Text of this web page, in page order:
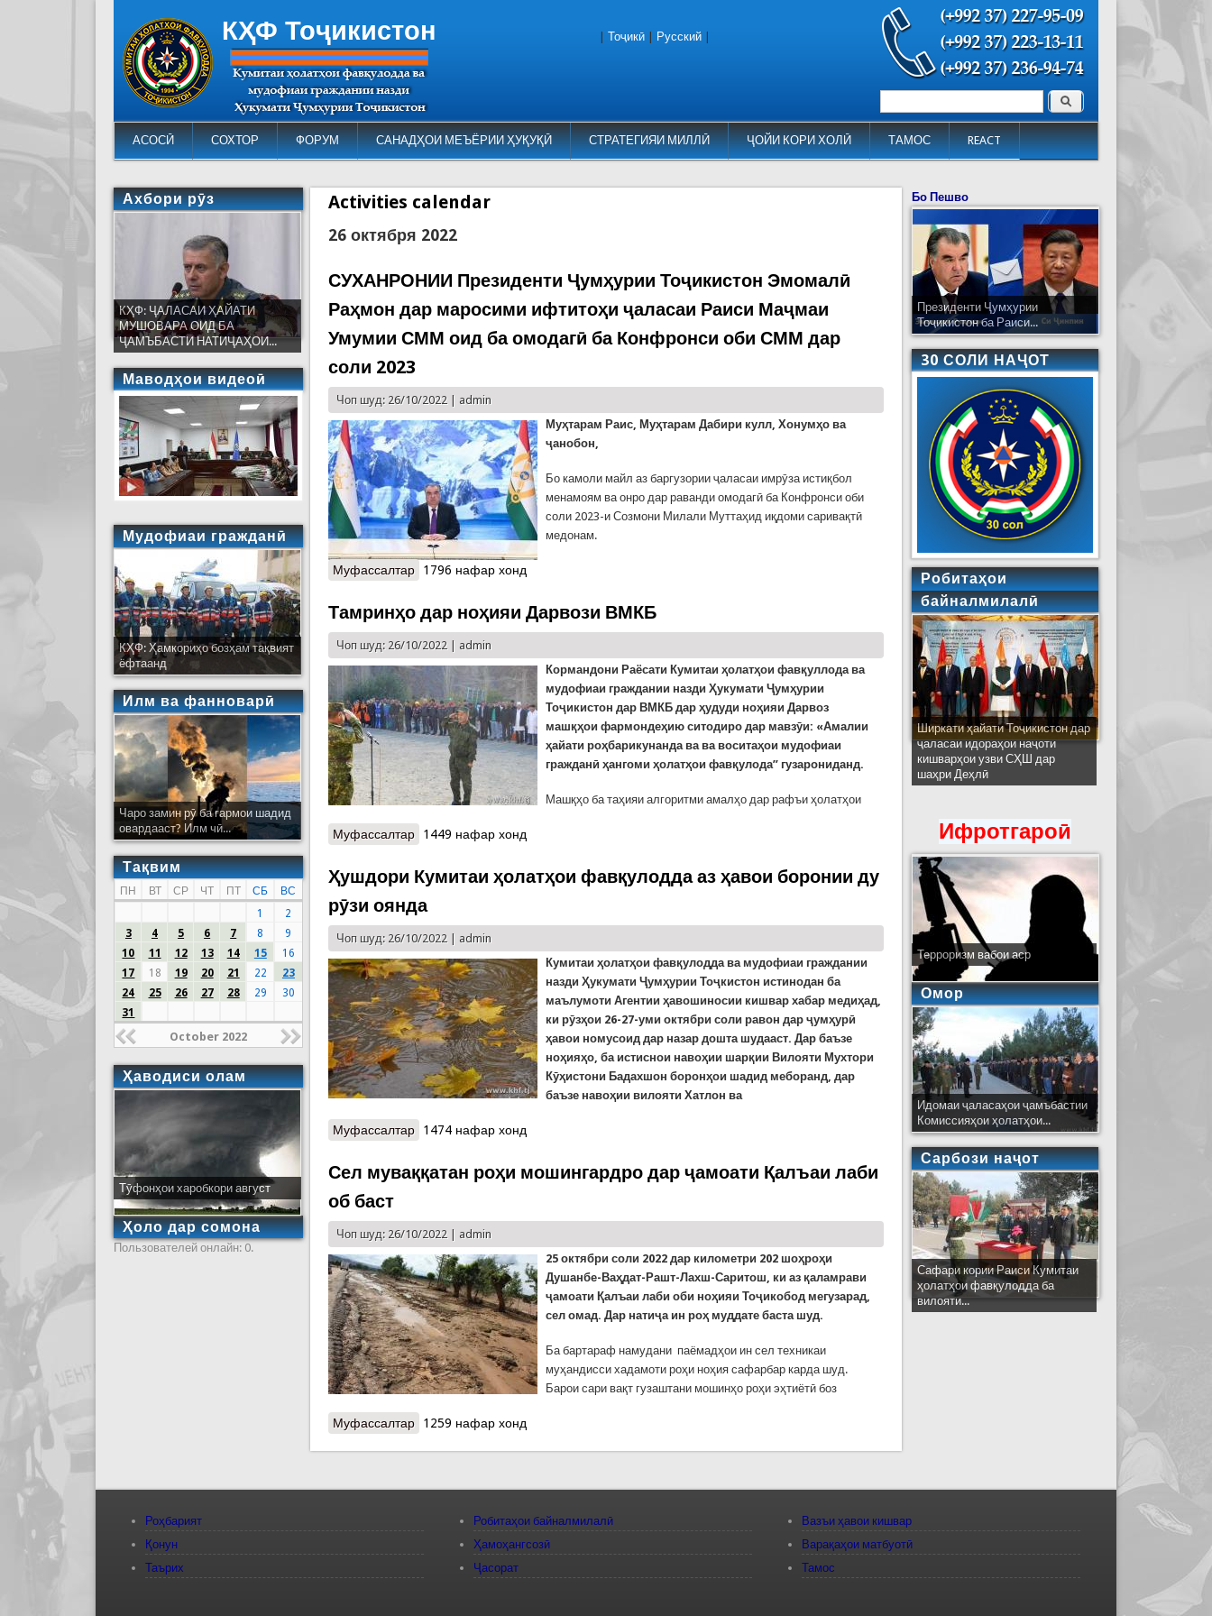
КҲФ Тоҷикистон
АСОСӢ СОХТОР ФОРУМ САНАДҲОИ МЕЪЁРИИ ҲУҚУҚӢ СТРАТЕГИЯИ МИЛЛӢ ҶОЙИ КОРИ ХОЛӢ ТАМОС REACT
Форма поиска Поиск
Тоҷикӣ Русский
Activities calendar
26 октября 2022
СУХАНРОНИИ Президенти Ҷумҳурии Тоҷикистон Эмомалӣ
Раҳмон дар маросими ифтитоҳи ҷаласаи Раиси Маҷмаи
Умумии СММ оид ба омодагӣ ба Конфронси оби СММ дар
соли 2023
Чоп шуд: 26/10/2022 | admin
Муҳтарам Раис, Муҳтарам Дабири кулл, Хонумҳо ва
ҷанобон,
Бо камоли майл аз баргузории ҷаласаи имрӯза истиқбол
менамоям ва онро дар раванди омодагӣ ба Конфронси оби
соли 2023-и Созмони Милали Муттаҳид иқдоми саривақтӣ
медонам.
Муфассалтар о СУХАНРОНИИ Президенти Ҷумҳурии Тоҷикистон Эмомалӣ Раҳмон дар маросими ифтитоҳи ҷаласаи Раиси
1796 нафар хонд
Тамринҳо дар ноҳияи Дарвози ВМКБ
Чоп шуд: 26/10/2022 | admin
Кормандони Раёсати Кумитаи ҳолатҳои фавқуллода ва
мудофиаи граждании назди Ҳукумати Ҷумҳурии
Тоҷикистондар ВМКБ дар ҳудуди ноҳияи Дарвоз
машқҳои фармондеҳиюситодиро дар мавзӯи: «Амалии
ҳайати роҳбарикунанда ва ва воситаҳои мудофиаи
гражданӣ ҳангоми ҳолатҳои фавқулода” гузарониданд.
Машқҳо ба таҳияи алгоритми амалҳо дар рафъи ҳолатҳои
Муфассалтар о Тамринҳо дар ноҳияи Дарвози ВМКБ
1449 нафар хонд
Ҳушдори Кумитаи ҳолатҳои фавқулодда аз ҳавои боронии ду
рӯзи оянда
Чоп шуд: 26/10/2022 | admin
Кумитаи ҳолатҳои фавқулодда ва мудофиаи граждании
назди Ҳукумати Ҷумҳурии Тоҷкистон истинодан ба
маълумоти Агентии ҳавошиносии кишвар хабар медиҳад,
ки рӯзҳои 26-27-уми октябри соли равон дар ҷумҳурӣ
ҳавои номусоид дар назар дошта шудааст. Дар баъзе
ноҳияҳо, ба истиснои навоҳии шарқии Вилояти Мухтори
Кӯҳистони Бадахшон боронҳои шадид меборанд, дар
баъзе навоҳии вилояти Хатлон ва
Муфассалтар о Ҳушдори Кумитаи ҳолатҳои фавқулодда аз ҳавои боронии ду рӯзи оянда
1474 нафар хонд
Сел муваққатан роҳи мошингардро дар ҷамоати Қалъаи лаби
об баст
Чоп шуд: 26/10/2022 | admin
25 октябри соли 2022дар километри 202 шоҳроҳи
Душанбе-Ваҳдат-Рашт-Лахш-Саритош, ки аз қаламрави
ҷамоати Қалъаи лаби оби ноҳияи Тоҷикобод мегузарад,
сел омад. Дар натиҷа ин роҳ муддате баста шуд.
Ба бартараф намудани паёмадҳои ин сел техникаи
муҳандисси хадамоти роҳи ноҳия сафарбар карда шуд.
Барои сари вақт гузаштани мошинҳо роҳи эҳтиётӣ боз
Муфассалтар о Сел муваққатан роҳи мошингардро дар ҷамоати Қалъаи лаби об баст
1259 нафар хонд
Ахбори рӯз
КҲФ: ҶАЛАСАИ ҲАЙАТИ
МУШОВАРА ОИД БА
ҶАМЪБАСТИ НАТИҶАҲОИ...
Маводҳои видеоӣ
Мудофиаи гражданӣ
КҲФ: Ҳамкориҳо бозҳам тақвият
ёфтаанд
Илм ва фанноварӣ
Чаро замин рӯ ба гармои шадид
овардааст? Илм чӣ...
Тақвим
ПН ВТ СР ЧТ ПТ СБ
ВС
1
2
3
4 5 6 7 8
9
10
11 12 13 14 15
16
17
18 19 20 21 22
23
24
25 26 27 28 29
30
31
October 2022
Ҳаводиси олам
Тӯфонҳои харобкори август
Ҳоло дар сомона
Пользователей онлайн: 0.
Бо Пешво
Президенти Ҷумҳурии
Тоҷикистон ба Раиси...
30 СОЛИ НАҶОТ
Робитаҳои
байналмилалӣ
Ширкати ҳайати Тоҷикистон дар
ҷаласаи идораҳои наҷоти
кишварҳои узви СҲШ дар
шаҳри Деҳлӣ
Ифротгароӣ
Терроризм вабои аср
Омор
Идомаи ҷаласаҳои ҷамъбастии
Комиссияҳои ҳолатҳои...
Сарбози наҷот
Сафари кории Раиси Кумитаи
ҳолатҳои фавқулодда ба
вилояти...
Роҳбарият
Қонун
Таърих
Робитаҳои байналмилалӣ
Ҳамоҳангсозӣ
Ҷасорат
Вазъи ҳавои кишвар
Варақаҳои матбуотӣ
Тамос